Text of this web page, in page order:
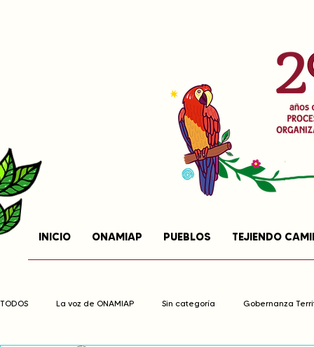
INICIO ONAMIAP PUEBLOS TEJIENDO
TODOS La voz de ONAMIAP Sin categoría Gobernanza